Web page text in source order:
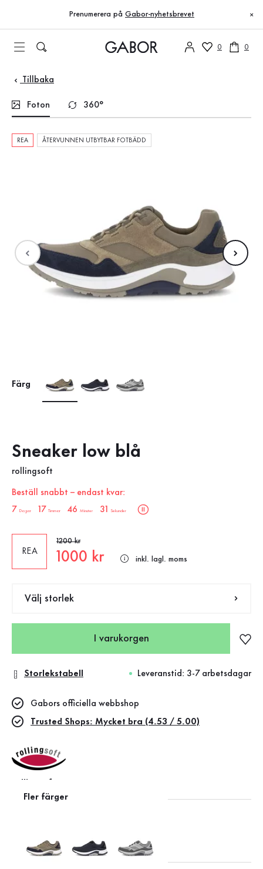
Till innehållsförteckning
Till huvudnavigation
Prenumerera på Gabor-nyhetsbrevet ×
0 0
Tillbaka
Foton 360°
REA ÅTERVUNNEN UTBYTBAR FOTBÄDD
Färg
Sneaker low blå
rollingsoft
Beställ snabbt – endast kvar:
sale.countdown.description
7 Dagar 17 Timmar 46 Minuter 30 Sekunder
REA
Gammalt pris
1200 kr
Nytt pris
1000 kr inkl. lagl. moms
Välj storlek
I varukorgen
Storlekstabell Leveranstid: 3-7 arbetsdagar
Fler färger
Gabors officiella webbshop
Trusted Shops: Mycket bra (4.53 / 5.00)
Leather Working Group